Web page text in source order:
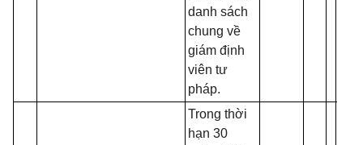
danh sách
chung về
giám định
viên tư
pháp.
Trong thời
hạn 30